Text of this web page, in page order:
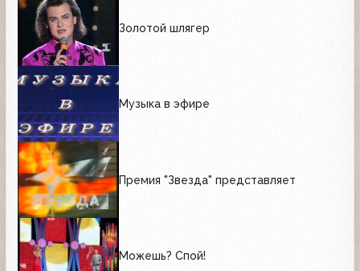
Золотой шлягер
Музыка в эфире
Премия "Звезда" представляет
Можешь? Спой!